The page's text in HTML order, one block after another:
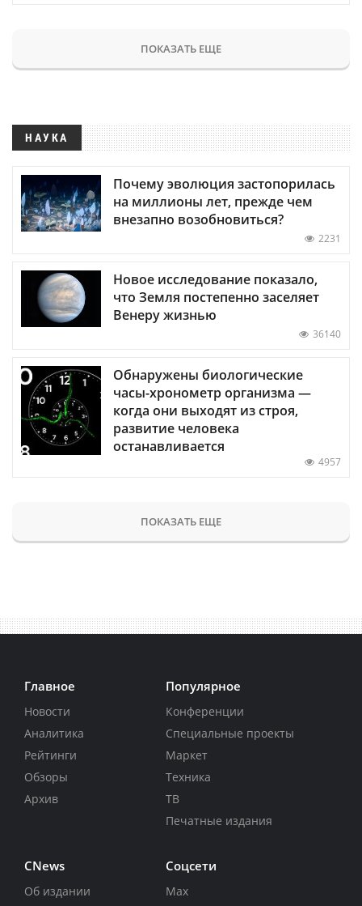
ПОКАЗАТЬ ЕЩЕ
НАУКА
Почему эволюция застопорилась
на миллионы лет, прежде чем
внезапно возобновиться?
2231
Новое исследование показало,
что Земля постепенно заселяет
Венеру жизнью
36140
Обнаружены биологические
часы-хронометр организма —
когда они выходят из строя,
развитие человека
останавливается
4957
ПОКАЗАТЬ ЕЩЕ
Главное
Новости
Аналитика
Рейтинги
Обзоры
Архив
Популярное
Конференции
Специальные проекты
Маркет
Техника
ТВ
Печатные издания
CNews
Об издании
Соцсети
Max